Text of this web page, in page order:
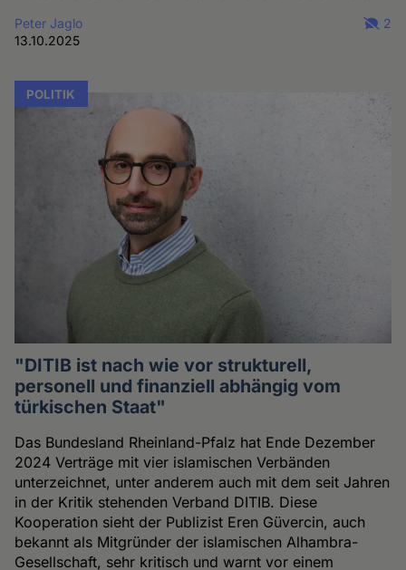
Peter Jaglo
13.10.2025
2
POLITIK
"DITIB ist nach wie vor strukturell,
personell und finanziell abhängig vom
türkischen Staat"
Das Bundesland Rheinland-Pfalz hat Ende Dezember
2024 Verträge mit vier islamischen Verbänden
unterzeichnet, unter anderem auch mit dem seit Jahren
in der Kritik stehenden Verband DITIB. Diese
Kooperation sieht der Publizist Eren Güvercin, auch
bekannt als Mitgründer der islamischen Alhambra-
Gesellschaft, sehr kritisch und warnt vor einem